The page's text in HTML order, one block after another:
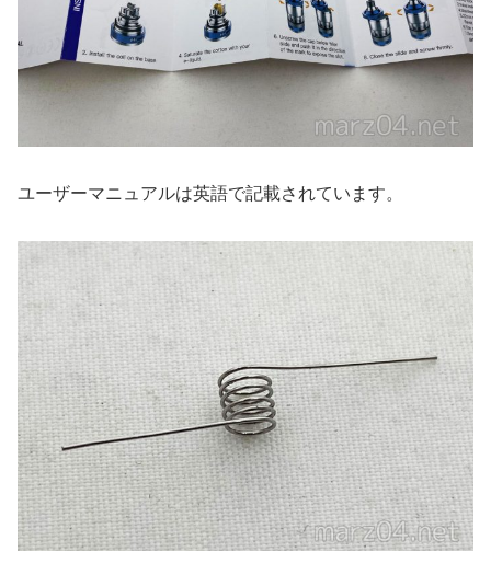
ユーザーマニュアルは英語で記載されています。